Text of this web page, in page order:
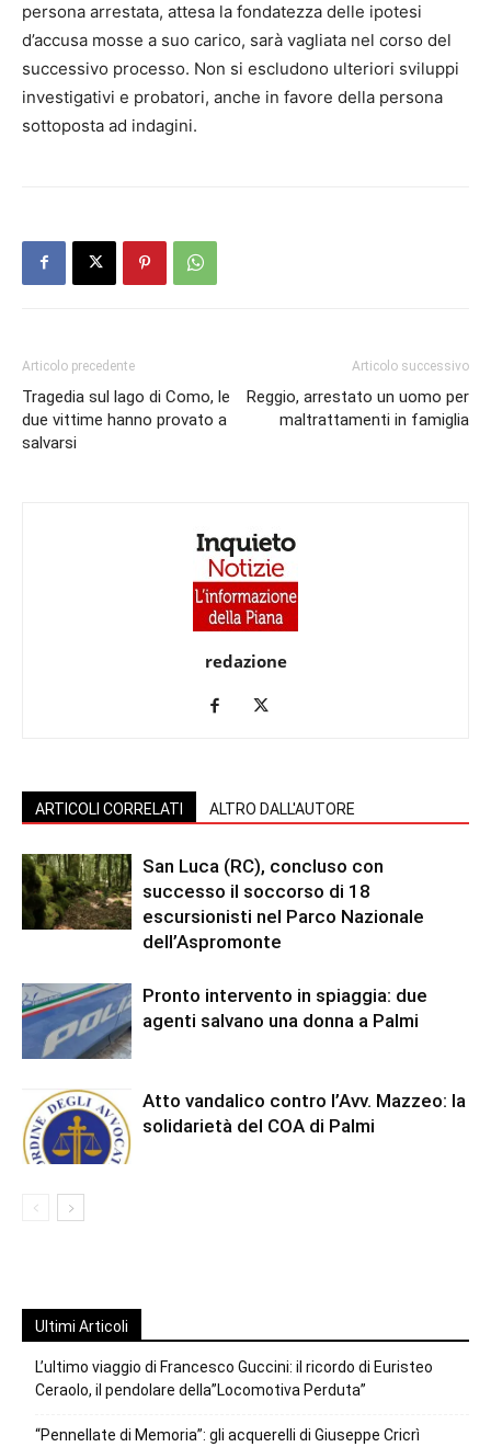
persona arrestata, attesa la fondatezza delle ipotesi
d’accusa mosse a suo carico, sarà vagliata nel corso del
successivo processo. Non si escludono ulteriori sviluppi
investigativi e probatori, anche in favore della persona
sottoposta ad indagini.
Articolo precedente
Tragedia sul lago di Como, le
due vittime hanno provato a
salvarsi
Articolo successivo
Reggio, arrestato un uomo per
maltrattamenti in famiglia
redazione
ARTICOLI CORRELATI ALTRO DALL'AUTORE
San Luca (RC), concluso con
successo il soccorso di 18
escursionisti nel Parco Nazionale
dell’Aspromonte
Pronto intervento in spiaggia: due
agenti salvano una donna a Palmi
Atto vandalico contro l’Avv. Mazzeo: la
solidarietà del COA di Palmi
Ultimi Articoli
L’ultimo viaggio di Francesco Guccini: il ricordo di Euristeo
Ceraolo, il pendolare della”Locomotiva Perduta”
“Pennellate di Memoria”: gli acquerelli di Giuseppe Cricrì